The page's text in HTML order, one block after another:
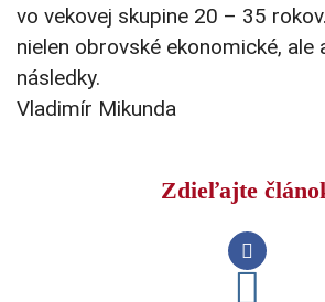
vo vekovej skupine 20 – 35
nielen obrovské ekonomické, ale
následky.
Vladimír Mikunda
Zdieľajte